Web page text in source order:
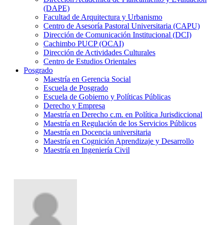
(DAPE)
Facultad de Arquitectura y Urbanismo
Centro de Asesoría Pastoral Universitaria (CAPU)
Dirección de Comunicación Institucional (DCI)
Cachimbo PUCP (OCAI)
Dirección de Actividades Culturales
Centro de Estudios Orientales
Posgrado
Maestría en Gerencia Social
Escuela de Posgrado
Escuela de Gobierno y Políticas Públicas
Derecho y Empresa
Maestría en Derecho c.m. en Política Jurisdiccional
Maestría en Regulación de los Servicios Públicos
Maestría en Docencia universitaria
Maestría en Cognición Aprendizaje y Desarrollo
Maestría en Ingeniería Civil